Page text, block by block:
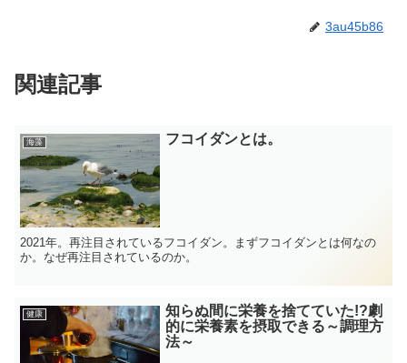
3au45b86
関連記事
海藻 フコイダンとは。
2021年。再注目されているフコイダン。まずフコイダンとは何なの
か。なぜ再注目されているのか。
健康
知らぬ間に栄養を捨てていた!?劇
的に栄養素を摂取できる～調理方
法～